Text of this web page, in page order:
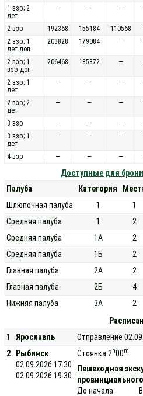
1 взр; 2
дет
— — —
2 взр 192368 155184 110568
2 взр; 1
дет доп
203828 179084 —
2 взр; 1
взр доп
206468 185872 —
2 взр; 1
дет
— — —
2 взр; 2
дет
— — —
3 взр — — —
3 взр; 1
дет
— — —
4 взр — — —
Доступные для
Палуба
Категория
Шлюпочная палуба
1 1
Средняя палуба
1 2
Средняя палуба
1А 2
Средняя палуба
1Б 2
Главная палуба
2А 2
Главная палуба
2Б 4
Нижняя палуба
3А 2
1
Ярославль
Отправление
2
Рыбинск
02.09.2026 17:30
02.09.2026 19:30
Стоянка 2 h00m
Пешеходная
До начала